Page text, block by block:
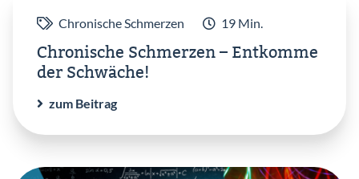
Chronische Schmerzen 19 Min.
Chronische Schmerzen – Entkomme
der Schwäche!
zum Beitrag